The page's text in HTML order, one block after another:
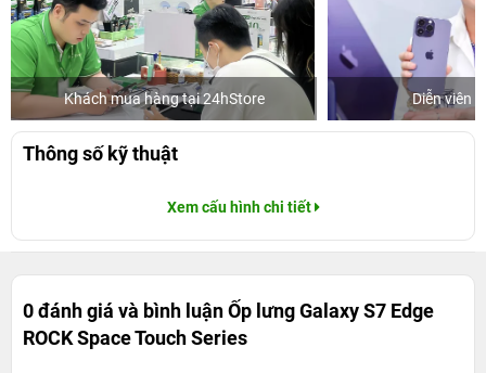
Khách mua hàng tại 24hStore Diễn viên
Thông số kỹ thuật
Xem cấu hình chi tiết
0 đánh giá và bình luậnỐp lưng Galaxy S7 Edge
ROCK Space Touch Series